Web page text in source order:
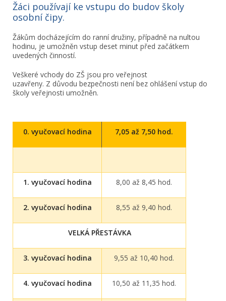
Žáci používají ke vstupu do budov školy
osobní čipy.
Žákům docházejícím do ranní družiny, případně na nultou
hodinu, je umožněn vstup deset minut před začátkem
uvedených činností.
Veškeré vchody do ZŠ jsou pro veřejnost
uzavřeny. Z důvodu bezpečnosti není bez ohlášení vstup do
školy veřejnosti umožněn.
0. vyučovací hodina 7,05 až 7,50 hod.
1. vyučovací hodina 8,00 až 8,45 hod.
2. vyučovací hodina 8,55 až 9,40 hod.
VELKÁ PŘESTÁVKA
3. vyučovací hodina 9,55 až 10,40 hod.
4. vyučovací hodina 10,50 až 11,35 hod.